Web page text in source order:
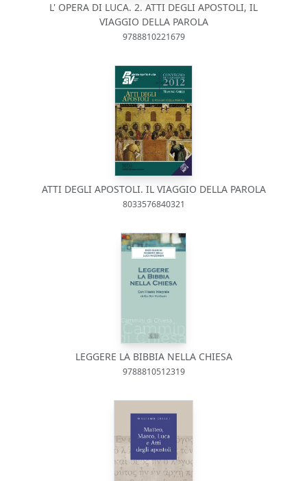
L' OPERA DI LUCA. 2. ATTI DEGLI APOSTOLI, IL
VIAGGIO DELLA PAROLA
9788810221679
ATTI DEGLI APOSTOLI. IL VIAGGIO DELLA PAROLA
8033576840321
LEGGERE LA BIBBIA NELLA CHIESA
9788810512319